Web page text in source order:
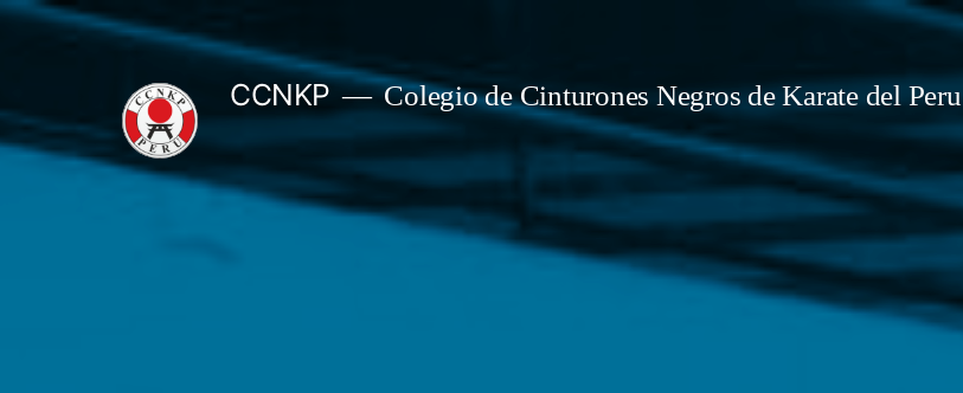
Skip
content
CCNKP Colegio de Cinturones Negros de Karate del Peru